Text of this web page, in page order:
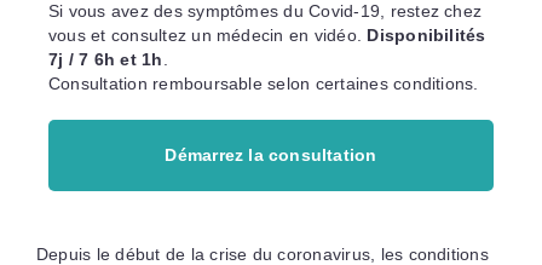
Si vous avez des symptômes du Covid-19, restez chez
vous et consultez un médecin en vidéo. Disponibilités
7j / 7 6h et 1h
Consultation remboursable selon certaines conditions.
Démarrez la consultation
Depuis le début de la crise du coronavirus, les conditions